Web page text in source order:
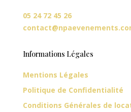
05 24 72 45 26
Informations Légales
Mentions Légales
Politique de Confidentialité
Conditions Générales de